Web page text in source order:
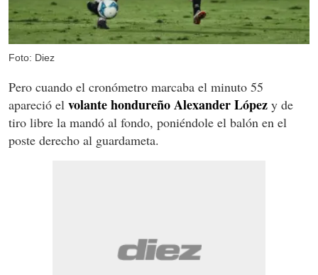
Foto: Diez
Pero cuando el cronómetro marcaba el minuto 55
apareció el volante hondureño Alexander López y de
tiro libre la mandó al fondo, poniéndole el balón en el
poste derecho al guardameta.